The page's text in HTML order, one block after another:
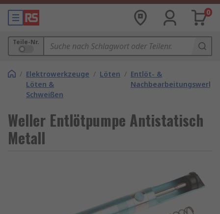
0
Teile-Nr.
/ Elektrowerkzeuge
Löten &
Schweißen
/ Löten / Entlöt- &
Weller Entlötpumpe Antistatisch
Metall